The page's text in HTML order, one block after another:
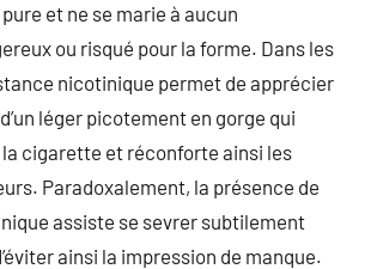
et ne se marie à aucun
ou risqué pour la forme. Dans les
nicotinique permet de apprécier
léger picotement en gorge qui
cigarette et réconforte ainsi les
Paradoxalement, la présence de
assiste se sevrer subtilement
ainsi la impression de manque.